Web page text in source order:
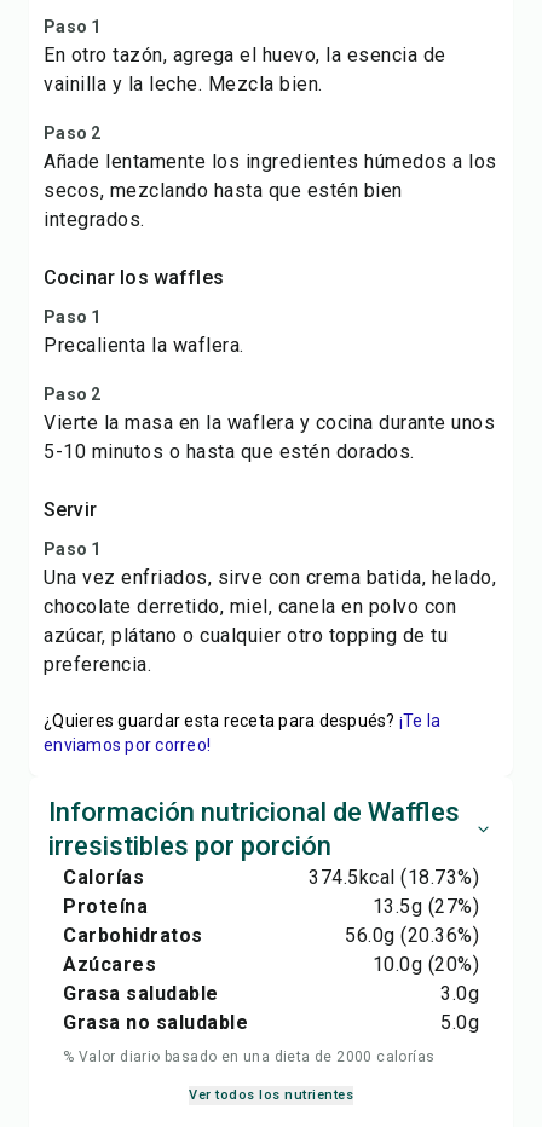
Paso 1
En otro tazón, agrega el huevo, la esencia de
vainilla y la leche. Mezcla bien.
Paso 2
Añade lentamente los ingredientes húmedos a los
secos, mezclando hasta que estén bien
integrados.
Cocinar los waffles
Paso 1
Precalienta la waflera.
Paso 2
Vierte la masa en la waflera y cocina durante unos
5-10 minutos o hasta que estén dorados.
Servir
Paso 1
Una vez enfriados, sirve con crema batida, helado,
chocolate derretido, miel, canela en polvo con
azúcar, plátano o cualquier otro topping de tu
preferencia.
¿Quieres guardar esta receta para después? ¡Te la
enviamos por correo!
Información nutricional de Waffles
irresistibles por porción
Calorías 374.5kcal (18.73%)
Proteína
13.5g (27%)
Carbohidratos
56.0g (20.36%)
Azúcares
10.0g (20%)
Grasa saludable
3.0g
Grasa no saludable
5.0g
% Valor diario basado en una dieta de 2000 calorías
Ver todos los nutrientes